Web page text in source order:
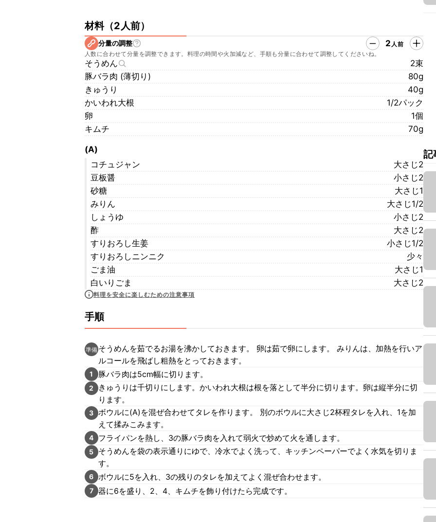
材料（2人前）
分量の調整 2 人前
人数に合わせて分量を調整できます。料理の時間や火加減など、手順も分量に合わせて調整してくださいね。
そうめん
2束
豚バラ肉 (薄切り)
80g
きゅうり
40g
かいわれ大根
1/2パック
卵
1個
キムチ
70g
(A)
コチュジャン
大さじ2
豆板醤
小さじ2
砂糖
大さじ1
みりん
大さじ1/2
しょうゆ
小さじ2
酢
大さじ2
すりおろし生姜
小さじ1/2
すりおろしニンニク
少々
ごま油
大さじ1
白いりごま
大さじ2
料理を安全に楽しむための注意事項
手順
準備 そうめんを茹でるお湯を沸かしておきます。 卵は茹で卵にします。 みりんは、加熱を行いア
ルコールを飛ばし粗熱をとっておきます。
1 豚バラ肉は5cm幅に切ります。
2
きゅうりは千切りにします。かいわれ大根は根を落として半分に切ります。卵は縦半分に切
ります。
3 ボウルに(A)を混ぜ合わせてタレを作ります。 別のボウルに大さじ2杯程タレを入れ、1を加
えて揉みこみます。
4 フライパンを熱し、3の豚バラ肉を入れて弱火で炒めて火を通します。
5
そうめんを袋の表示通りにゆで、冷水でよく洗って、キッチンペーパーでよく水気を切りま
す。
6 ボウルに5を入れ、3の残りのタレを加えてよく混ぜ合わせます。
7 器に6を盛り、2、4、キムチを飾り付けたら完成です。
記